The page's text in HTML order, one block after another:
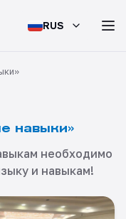
RUS
навыки»
необходимо
и навыкам!